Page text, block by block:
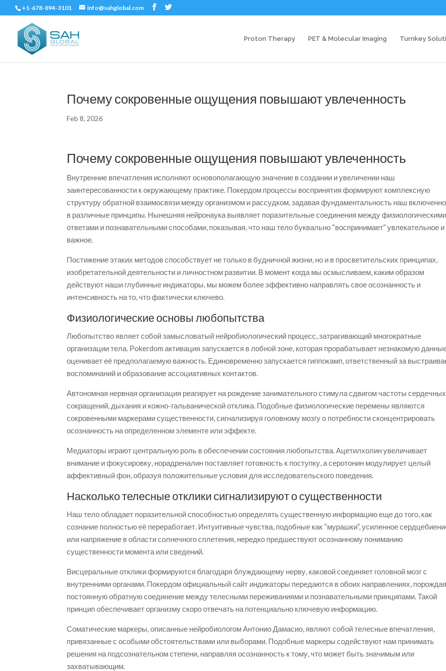
+1-678-894-3101 info@sahglobal.com
Proton Therapy PET & Molecular Imaging Turnkey
Почему сокровенные ощущения повышают увлеченность
Feb 8, 2026
Почему сокровенные ощущения повышают увлеченность
Внутренние впечатления исполняют основополагающую значение в создании и увеличении наш
заинтересованности к окружающему практике. Покердом процессы воспринятия формируют комплексную
структуру обратной взаимосвязи между организмом и рассудком, задавая фундаментальность наш
в различные принципы. Нынешняя нейронаука выявляет поразительные соединения между
ответами и познавательными способами, показывая, что наш тело буквально “воспринимает” увлекательное и
важное.
Постижение этаких методов способствует не только в будничной жизни, но и в просветительских принципах,
изобретательной деятельности и личностном развитии. В момент когда мы осмысливаем, каким образом
действуют наши глубинные индикаторы, мы можем более эффективно направлять свое осознанность и
интенсивность на то, что фактически ключево.
Физиологические основы любопытства
Любопытство являет собой замысловатый нейробиологический процесс, затрагивающий многократные
организации тела. Pokerdom активация запускается в лобной зоне, которая прорабатывает незнакомую
оценивает её предполагаемую важность. Единовременно запускается гиппокамп, ответственный за
воспоминаний и образование ассоциативных контактов.
Автономная нервная организация реагирует на рождение занимательного стимула сдвигом частоты сердечных
сокращений, дыхания и кожно-гальванической отклика. Подобные физиологические перемены являются
сокровенными маркерами существенности, сигнализируя головному мозгу о потребности сконцентрировать
осознанность на определенном элементе или эффекте.
Медиаторы играют центральную роль в обеспечении состояния любопытства. Ацетилхолин увеличивает
внимание и фокусировку, норадреналин поставляет готовность к поступку, а серотонин модулирует целый
аффективный фон, образуя положительные условия для исследовательского поведения.
Насколько телесные отклики сигнализируют о существенности
Наш тело обладает поразительной способностью определять существенную информацию еще до того, как
сознание полностью её переработает. Интуитивные чувства, подобные как “мурашки”, усиленное
или напряжение в области солнечного сплетения, нередко предшествуют осознанному пониманию
существенности момента или сведений.
Висцеральные отклики формируются благодаря блуждающему нерву, каковой соединяет головной мозг с
внутренними органами. Покердом официальный сайт индикаторы передаются в обоих направлениях,
постоянную обратную соединение между телесными переживаниями и познавательными принципами. Такой
принцип обеспечивает организму скоро отвечать на потенциально ключевую информацию.
Соматические маркеры, описанные нейробиологом Антонио Дамасио, являют собой телесные впечатления,
привязанные с особыми обстоятельствами или выборами. Подобные маркеры содействуют нам принимать
решения на подсознательном степени, направляя осознанность к тому, что может быть значимым или
захватывающим.